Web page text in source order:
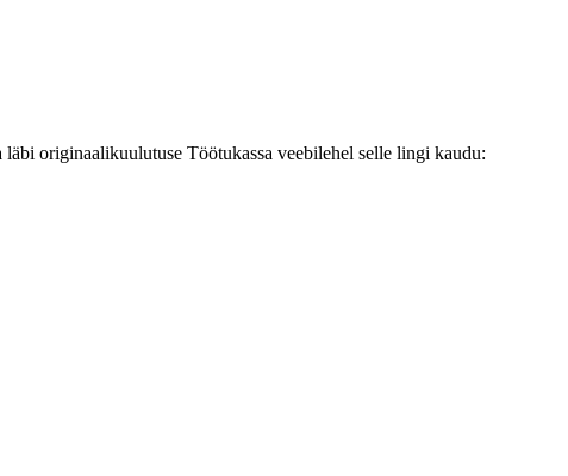
originaalikuulutuse Töötukassa veebilehel selle lingi kaudu: